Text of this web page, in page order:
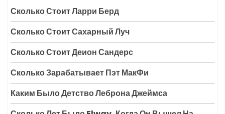
Сколько Стоит Ларри Берд
Сколько Стоит Сахарный Луч
Сколько Стоит Деион Сандерс
Сколько Зарабатывает Пэт МакФи
Каким Было Детство Леброна Джеймса